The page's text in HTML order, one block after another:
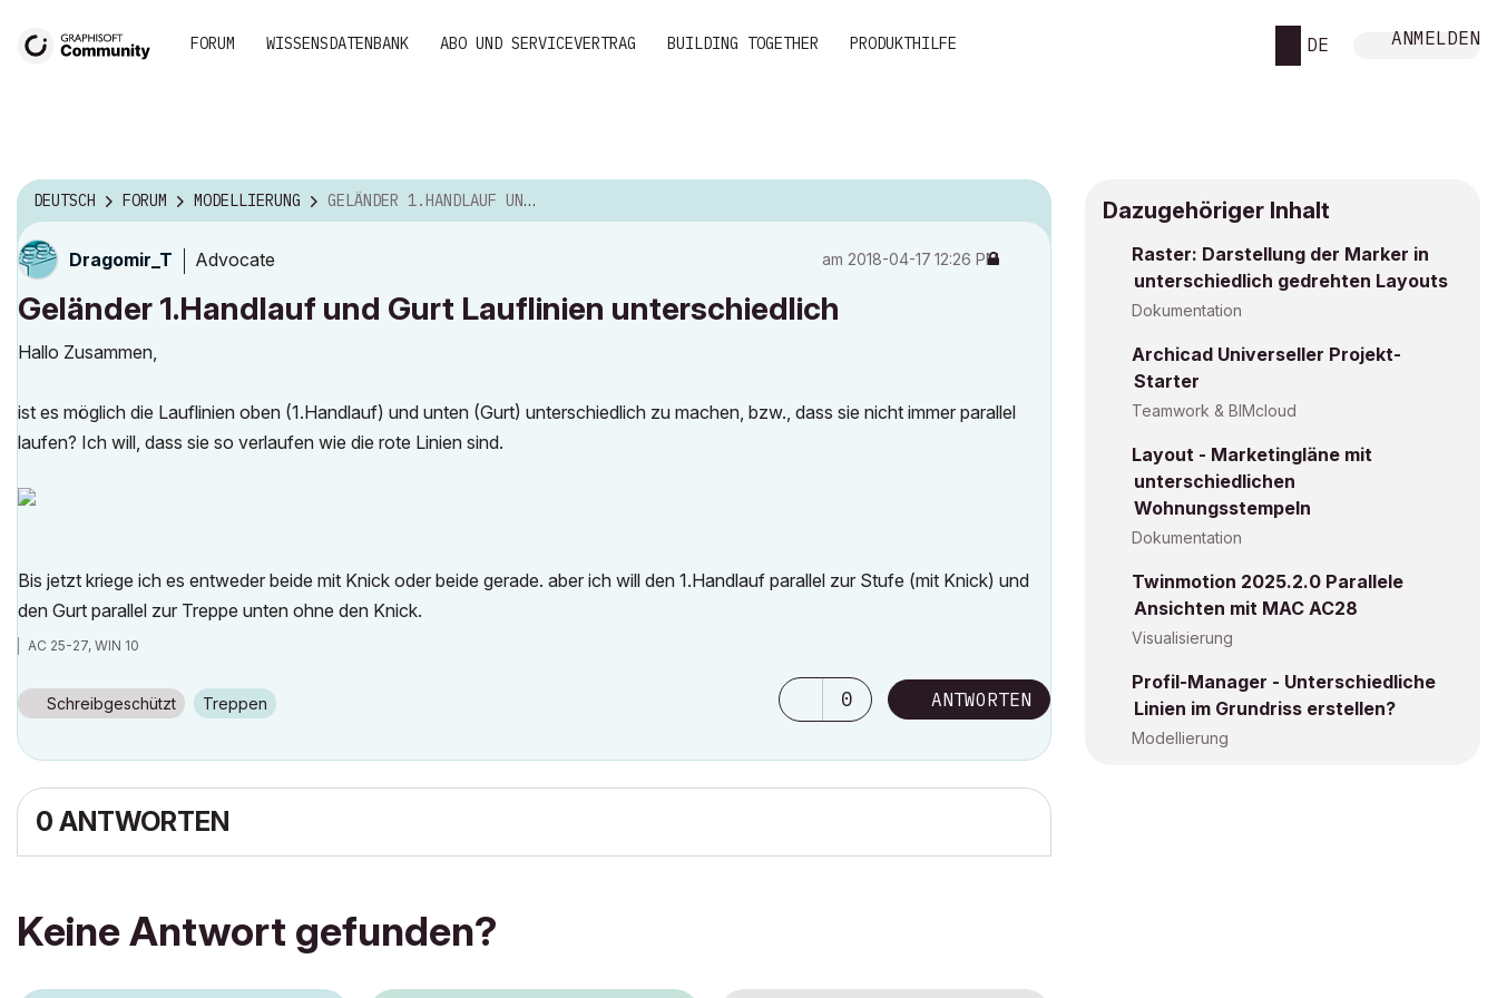
FORUM WISSENSDATENBANK ABO UND SERVICEVERTRAG BUILDING TOGETHER PRODUKTHILFE DE ANMELDEN
DEUTSCH FORUM MODELLIERUNG GELÄNDER 1.HANDLAUF UND GURT LAUFLINIEN UNTERSCHIE...
Dragomir_T Advocate am ‎2018-04-17 12:26 PM
Geländer 1.Handlauf und Gurt Lauflinien unterschiedlich
Hallo Zusammen,
ist es möglich die Lauflinien oben (1.Handlauf) und unten (Gurt) unterschiedlich zu machen, bzw., dass sie nicht immer parallel
laufen? Ich will, dass sie so verlaufen wie die rote Linien sind.
Bis jetzt kriege ich es entweder beide mit Knick oder beide gerade. aber ich will den 1.Handlauf parallel zur Stufe (mit Knick) und
den Gurt parallel zur Treppe unten ohne den Knick.
AC 25-27, WIN 10
Schreibgeschützt Treppen 0 ANTWORTEN
0 ANTWORTEN
Keine Antwort gefunden?
Dazugehöriger Inhalt
Raster: Darstellung der Marker in
unterschiedlich gedrehten Layouts
Dokumentation
Archicad Universeller Projekt-
Starter
Teamwork & BIMcloud
Layout - Marketingläne mit
unterschiedlichen
Wohnungsstempeln
Dokumentation
Twinmotion 2025.2.0 Parallele
Ansichten mit MAC AC28
Visualisierung
Profil-Manager - Unterschiedliche
Linien im Grundriss erstellen?
Modellierung